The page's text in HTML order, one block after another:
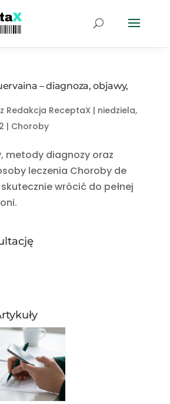
– diagnoza, objawy,
Redakcja ReceptaX| niedziela,
| Choroby
metody diagnozy oraz
leczenia Choroby de
wrócić do pełnej